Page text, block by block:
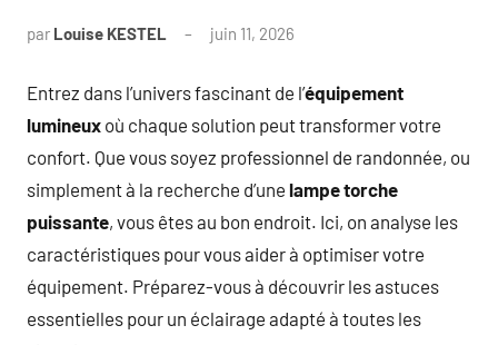
par Louise KESTEL juin 11, 2026
Entrez dans l’univers fascinant de l’équipement
lumineux où chaque solution peut transformer votre
confort. Que vous soyez professionnel de randonnée, ou
simplement à la recherche d’une lampe torche
puissante, vous êtes au bon endroit. Ici, on analyse les
caractéristiques pour vous aider à optimiser votre
équipement. Préparez-vous à découvrir les astuces
essentielles pour un éclairage adapté à toutes les